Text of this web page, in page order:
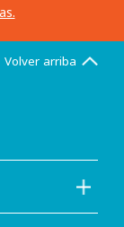
Volver arriba